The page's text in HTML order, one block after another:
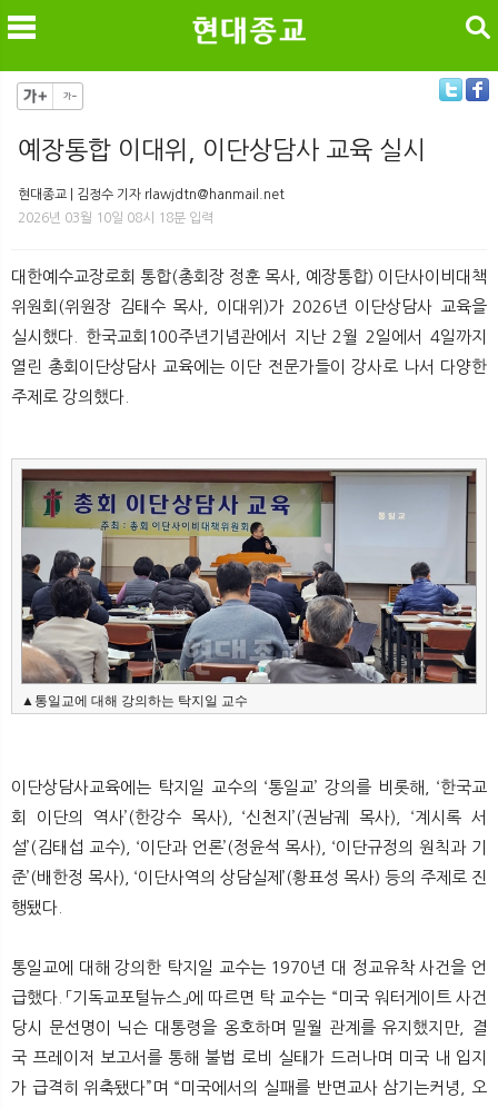
색
검색
예장통합 이대위, 이단상담사 교육 실시
현대종교 | 김정수 기자 rlawjdtn@hanmail.net
2026년 03월 10일 08시 18분 입력
대한예수교장로회 통합(총회장 정훈 목사, 예장통합) 이단사이비대책
위원회(위원장 김태수 목사, 이대위)가 2026년 이단상담사 교육을
실시했다. 한국교회100주년기념관에서 지난 2월 2일에서 4일까지
열린 총회이단상담사 교육에는 이단 전문가들이 강사로 나서 다양한
주제로 강의했다.
▲통일교에 대해 강의하는 탁지일 교수
이단상담사교육에는 탁지일 교수의 ‘통일교’ 강의를 비롯해, ‘한국교
회 이단의 역사’(한강수 목사), ‘신천지’(권남궤 목사), ‘계시록 서
설’(김태섭 교수), ‘이단과 언론’(정윤석 목사), ‘이단규정의 원칙과 기
준’(배한정 목사), ‘이단사역의 상담실제’(황표성 목사) 등의 주제로 진
행됐다.
통일교에 대해 강의한 탁지일 교수는 1970년 대 정교유착 사건을 언
급했다. 「기독교포털뉴스」에 따르면 탁 교수는 “미국 워터게이트 사건
당시 문선명이 닉슨 대통령을 옹호하며 밀월 관계를 유지했지만, 결
국 프레이저 보고서를 통해 불법 로비 실태가 드러나며 미국 내 입지
가 급격히 위축됐다”며 “미국에서의 실패를 반면교사 삼기는커녕, 오